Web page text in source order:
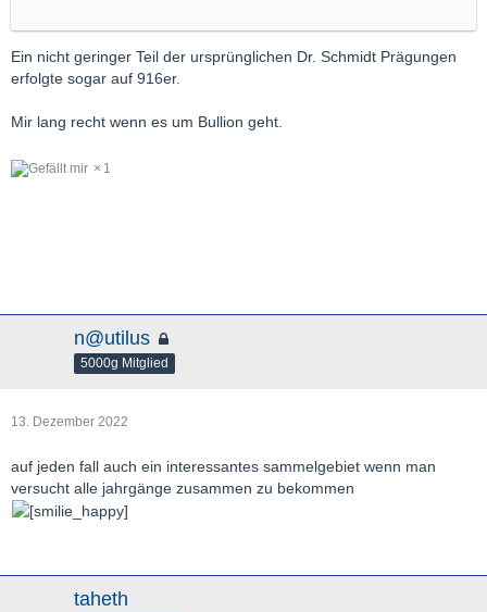
Ein nicht geringer Teil der ursprünglichen Dr. Schmidt Prägungen
erfolgte sogar auf 916er.
Mir lang recht wenn es um Bullion geht.
1
n@utilus
5000g Mitglied
13. Dezember 2022
auf jeden fall auch ein interessantes sammelgebiet wenn man
versucht alle jahrgänge zusammen zu bekommen
taheth